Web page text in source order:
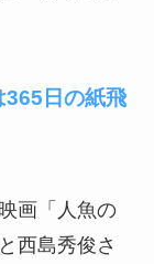
365日の紙飛
画「人魚の
西島秀俊さ